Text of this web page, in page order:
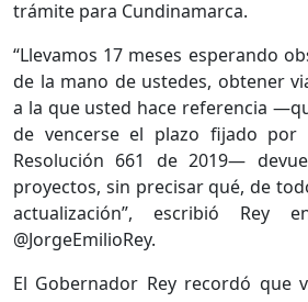
trámite para Cundinamarca.
“Llevamos 17 meses esperando
de la mano de ustedes, obtener
a la que usted hace referencia
de vencerse el plazo fijado por
Resolución 661 de 2019—
proyectos, sin precisar qué, de
actualización”, escribió
@JorgeEmilioRey.
El Gobernador Rey recordó que